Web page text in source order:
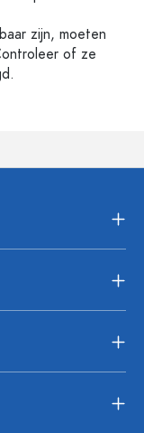
zijn, moeten
of ze